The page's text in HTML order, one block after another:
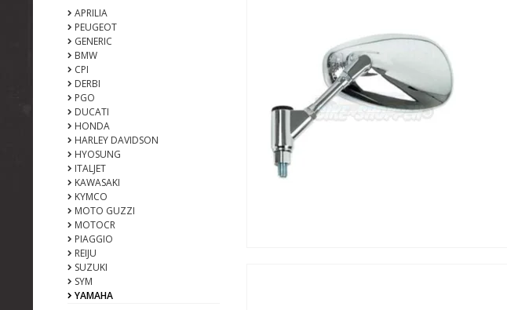
APRILIA
PEUGEOT
GENERIC
BMW
CPI
DERBI
PGO
DUCATI
HONDA
HARLEY DAVIDSON
HYOSUNG
ITALJET
KAWASAKI
KYMCO
MOTO GUZZI
MOTOCR
PIAGGIO
REIJU
SUZUKI
SYM
YAMAHA